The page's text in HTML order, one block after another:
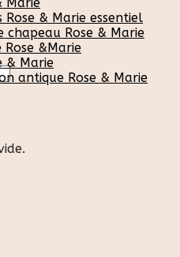
Rose & Marie essentiel
chapeau Rose & Marie
Rose &Marie
& Marie
antique Rose & Marie